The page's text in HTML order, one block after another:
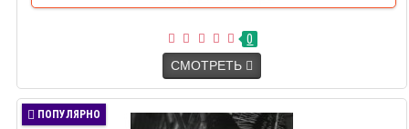
0
СМОТРЕТЬ
ПОПУЛЯРНО